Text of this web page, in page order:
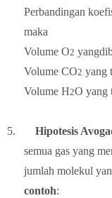
Perbandingan
maka
Volume O2
Volume CO2 yang
Volume H2O yang
5. Hipotesis
semua gas yang
jumlah molekul
contoh: